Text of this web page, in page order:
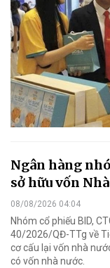
Ngân hàng
sở hữu vốn
08/08/2026 04:04
Nhóm cổ phiếu BID,
40/2026/QĐ-TTg về
cơ cấu lại vốn nhà
có vốn nhà nước.